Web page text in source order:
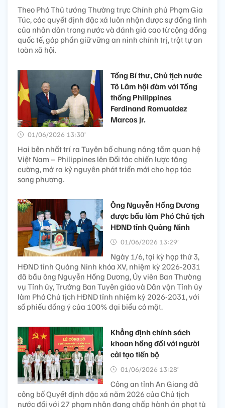
Theo Phó Thủ tướng Thường trực Chính phủ Phạm Gia
Túc, các quyết định đặc xá luôn nhận được sự đồng tình
của nhân dân trong nước và đánh giá cao từ cộng đồng
quốc tế, góp phần giữ vững an ninh chính trị, trật tự an
toàn xã hội.
Tổng Bí thư, Chủ tịch nước
Tô Lâm hội đàm với Tổng
thống Philippines
Ferdinand Romualdez
Marcos Jr.
01/06/2026 13:30’
Hai bên nhất trí ra Tuyên bố chung nâng tầm quan hệ
Việt Nam – Philippines lên Đối tác chiến lược tăng
cường, mở ra kỷ nguyên phát triển mới cho hợp tác
song phương.
Ông Nguyễn Hồng Dương
được bầu làm Phó Chủ tịch
HĐND tỉnh Quảng Ninh
01/06/2026 13:29’
Ngày 1/6, tại kỳ họp thứ 3,
HĐND tỉnh Quảng Ninh khóa XV, nhiệm kỳ 2026-2031
đã bầu ông Nguyễn Hồng Dương, Ủy viên Ban Thường
vụ Tỉnh ủy, Trưởng Ban Tuyên giáo và Dân vận Tỉnh ủy
làm Phó Chủ tịch HĐND tỉnh nhiệm kỳ 2026-2031, với
số phiếu đồng ý của 100% đại biểu có mặt.
Khẳng định chính sách
khoan hồng đối với người
cải tạo tiến bộ
01/06/2026 13:28’
Công an tỉnh An Giang đã
công bố Quyết định đặc xá năm 2026 của Chủ tịch
nước đối với 27 phạm nhân đang chấp hành án phạt tù